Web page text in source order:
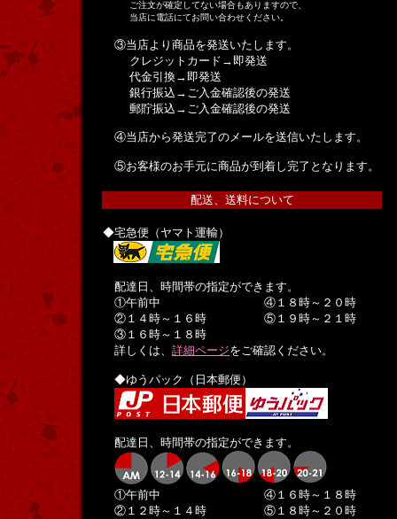
ご注文が確定してない場合もありますので、
当店に電話にてお問い合わせください。
③当店より商品を発送いたします。
クレジットカード→即発送
代金引換→即発送
銀行振込→ご入金確認後の発送
郵貯振込→ご入金確認後の発送
④当店から発送完了のメールを送信いたします。
⑤お客様のお手元に商品が到着し完了となります。
配送、送料について
◆宅急便（ヤマト運輸）
配達日、時間帯の指定ができます。
①午前中 ④１８時～２０時
②１４時～１６時 ⑤１９時～２１時
③１６時～１８時
詳しくは、 詳細ページをご確認ください。
◆ゆうパック（日本郵便）
配達日、時間帯の指定ができます。
①午前中 ④１６時～１８時
②１２時～１４時 ⑤１８時～２０時